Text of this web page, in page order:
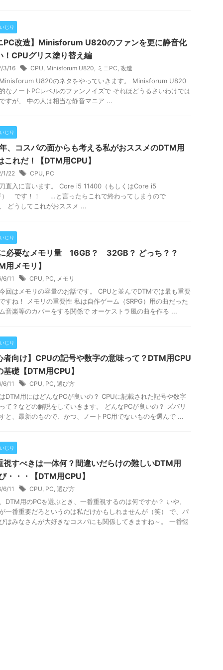
じり
PC改造】Minisforum U820のファンを更に静音化
！CPUグリス塗り替え編
3/16 CPU, Minisforum U820, ミニPC, 改造
U820のネタをやっていきます。 Minisforum U820
なノートPCレベルのファンノイズで それほどうるさいわけでは
すが、 中の人は相当な静音マニア ...
じり
、コスパの面からも考える私がおススメのDTM用
これだ！【DTM用CPU】
1/22 CPU, PC
直入に言います。 Core i5 11400（もしくはCore i5
） です！！ …と言ったらこれで終わってしまうので
どうしてこれがおススメ ...
じり
必要なメモリ量 16GB？ 32GB？ どっち？？
用メモリ】
6/11 CPU, PC, メモリ
回はメモリの容量のお話です。 CPUと並んでDTMでは最も重要
すね！ メモリの重要性 私は自作ゲーム（SRPG）用の曲だった
音楽等のカバーをする関係で オーケストラ風の曲を作る ...
じり
者向け】CPUの記号や数字の意味って？DTM用CPU
基礎【DTM用CPU】
6/11 CPU, PC, 選び方
DTM用にはどんなPCが良いの？ CPUに記載された記号や数字
て？などの解説をしていきます。 どんなPCが良いの？ ズバリ
と、最新のもので、かつ、ノートPC用でないものを選んで ...
じり
視すべきは一体何？間違いだらけの難しいDTM用
・・・【DTM用CPU】
6/11 CPU, PC, 選び方
DTM用のPCを選ぶとき、一番重視するのは何ですか？ いや、
一番重要だろというのは私だけかもしれませんが（笑） で、パ
はみなさんが大好きなコスパにも関係してきますね～。 一番悩